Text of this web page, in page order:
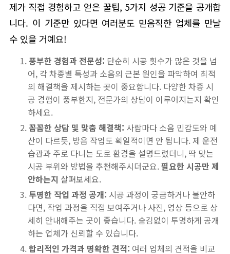
제가 직접 경험하고 얻은 꿀팁, 5가지 성공 기준을 공개합
니다. 이 기준만 있다면 여러분도 믿음직한 업체를 만날
수 있을 거예요!
풍부한 경험과 전문성: 단순히 시공 횟수가 많은 것을 넘
어, 각 차종별 특성과 소음의 근본 원인을 파악하여 최적
의 해결책을 제시하는 곳이 중요합니다. 다양한 차종 시
공 경험이 풍부한지, 전문가의 상담이 이루어지는지 확인
하세요.
꼼꼼한 상담 및 맞춤 해결책: 사람마다 소음 민감도와 예
산이 다르듯, 방음 작업도 획일적이면 안 됩니다. 제 운전
습관과 주로 다니는 도로 환경을 설명드렸더니, 딱 맞는
시공 부위와 방법을 추천해주시더군요.필요한 시공만 제
안하는지 살펴보세요.
투명한 작업 과정 공개: 시공 과정이 궁금하거나 불안하
다면, 작업 과정을 직접 보여주거나 사진, 영상 등으로 상
세히 안내해주는 곳이 좋습니다. 숨김없이 투명하게 공개
하는 업체가 신뢰할 수 있습니다.
합리적인 가격과 명확한 견적: 여러 업체의 견적을 비교